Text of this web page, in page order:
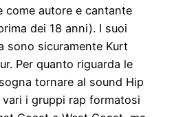
come autore e cantante
dei 18 anni). I suoi
sono sicuramente Kurt
Per quanto riguarda le
tornare al sound Hip
i gruppi rap formatosi